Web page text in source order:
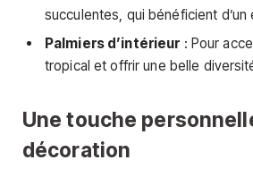
succulentes, qui bénéficient d’un
Palmiers d’intérieur : Pour
tropical et offrir une belle
Une touche
décoration